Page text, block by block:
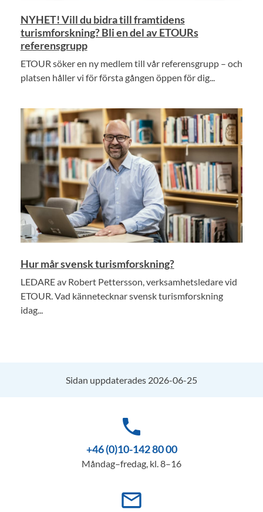
NYHET! Vill du bidra till framtidens
turismforskning? Bli en del av ETOURs
referensgrupp
ETOUR söker en ny medlem till vår referensgrupp – och
platsen håller vi för första gången öppen för dig...
Hur mår svensk turismforskning?
LEDARE av Robert Pettersson, verksamhetsledare vid
ETOUR. Vad kännetecknar svensk turismforskning
idag...
Sidan uppdaterades 2026-06-25
phone
+46 (0)10-142 80 00
Måndag–fredag, kl. 8–16
mail_outline